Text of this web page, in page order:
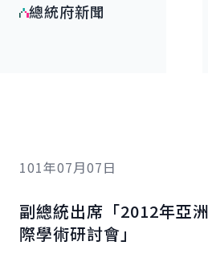
總統府新聞
101年07月07日
副總統出席「2012年亞
際學術研討會」